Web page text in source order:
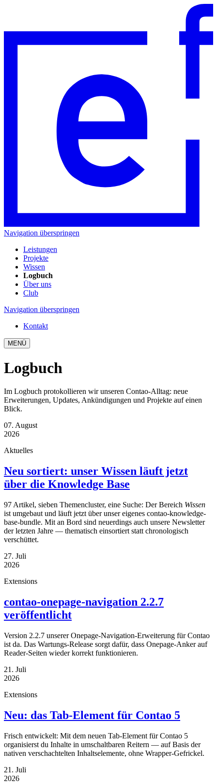
Navigation überspringen
Leistungen
Projekte
Wissen
Logbuch
Über uns
Club
Navigation überspringen
Kontakt
MENÜ
Logbuch
Im Logbuch protokollieren wir unseren Contao-Alltag: neue
Erweiterungen, Updates, Ankündigungen und Projekte auf einen
Blick.
07. August
2026
Aktuelles
Neu sortiert: unser Wissen läuft jetzt
über die Knowledge Base
97 Artikel, sieben Themencluster, eine Suche: Der Bereich Wissen
ist umgebaut und läuft jetzt über unser eigenes contao-knowledge-
base-bundle. Mit an Bord sind neuerdings auch unsere Newsletter
der letzten Jahre — thematisch einsortiert statt chronologisch
verschüttet.
27. Juli
2026
Extensions
contao-onepage-navigation 2.2.7
veröffentlicht
Version 2.2.7 unserer Onepage-Navigation-Erweiterung für Contao
ist da. Das Wartungs-Release sorgt dafür, dass Onepage-Anker auf
Reader-Seiten wieder korrekt funktionieren.
21. Juli
2026
Extensions
Neu: das Tab-Element für Contao 5
Frisch entwickelt: Mit dem neuen Tab-Element für Contao 5
organisierst du Inhalte in umschaltbaren Reitern — auf Basis der
nativen verschachtelten Inhaltselemente, ohne Wrapper-Gefrickel.
21. Juli
2026